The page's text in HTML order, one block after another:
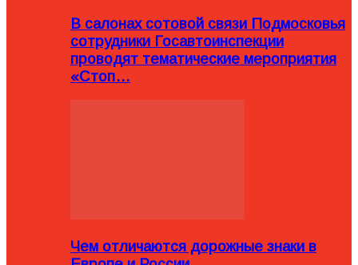
В салонах сотовой связи Подмосковья
сотрудники Госавтоинспекции
проводят тематические мероприятия
«Стоп…
Чем отличаются дорожные знаки в